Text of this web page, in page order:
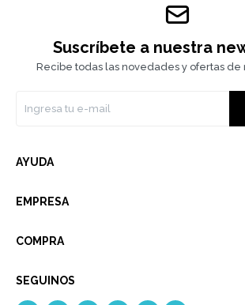
Suscríbete a nuestra
Recibe todas las novedades y ofertas de
AYUDA
EMPRESA
COMPRA
SEGUINOS